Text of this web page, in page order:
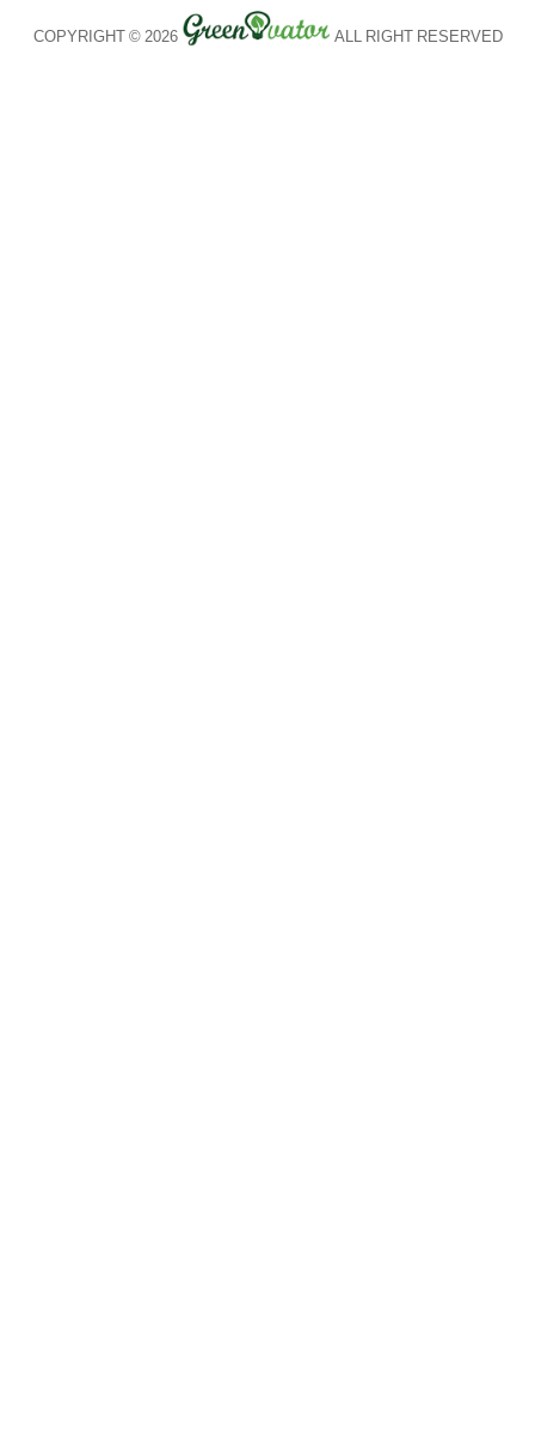
COPYRIGHT © 2026 ALL RIGHT RESERVED